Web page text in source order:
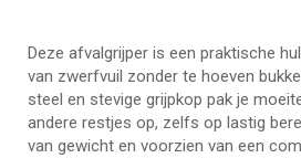
Deze afvalgrijper is een praktische
van zwerfvuil zonder te hoeven
steel en stevige grijpkop pak je
andere restjes op, zelfs op lastig
van gewicht en voorzien van een